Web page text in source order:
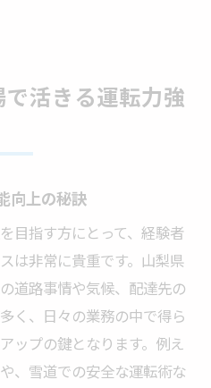
活きる運転力強
向上の秘訣
目指す方にとって、経験者
は非常に貴重です。山梨県
道路事情や気候、配達先の
く、日々の業務の中で得ら
ップの鍵となります。例え
、雪道での安全な運転術な